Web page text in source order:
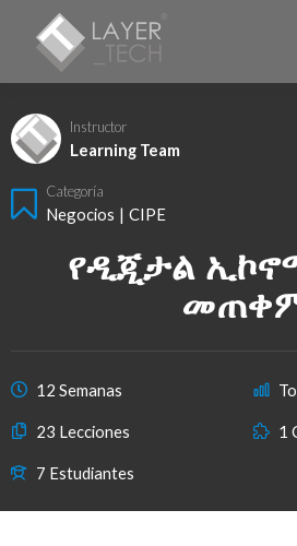
Instructor
Learning Team
Categoría
Negocios | CIPE
የዲጂታል
12 Semanas
23 Lecciones 1
7 Estudiantes